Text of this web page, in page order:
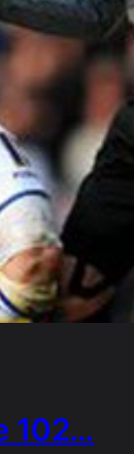
102…